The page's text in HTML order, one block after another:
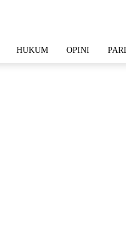
HUKUM OPINI